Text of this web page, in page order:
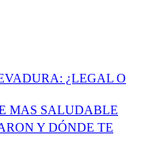
¿LEGAL O
MAS SALUDABLE
Y DÓNDE TE